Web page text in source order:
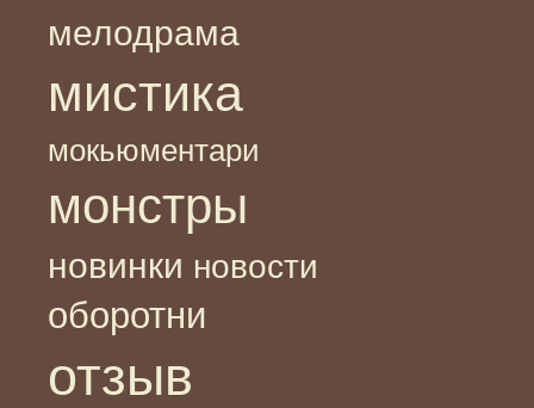
мелодрама
мистика
мокьюментари
монстры
новинки новости
оборотни
отзыв